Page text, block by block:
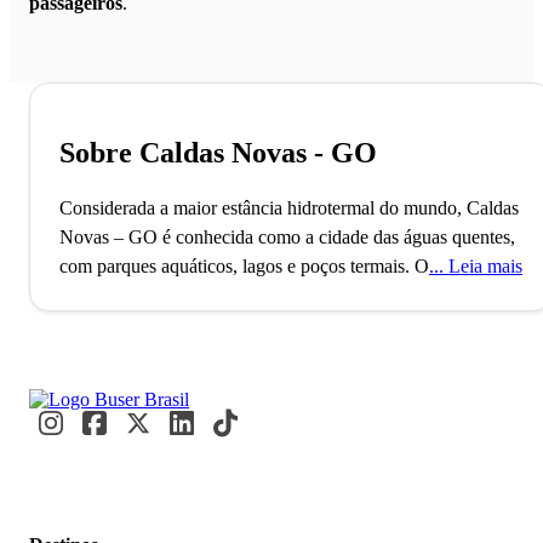
Sobre Caldas Novas - GO
Considerada a maior estância hidrotermal do mundo, Caldas
Novas – GO é conhecida como a cidade das águas quentes,
com parques aquáticos, lagos e poços termais. O município
população estimada de 96 mil habitantes, o carro chefe da
economia local é o turismo, fomentado pelas belas paisagens
Leia mais